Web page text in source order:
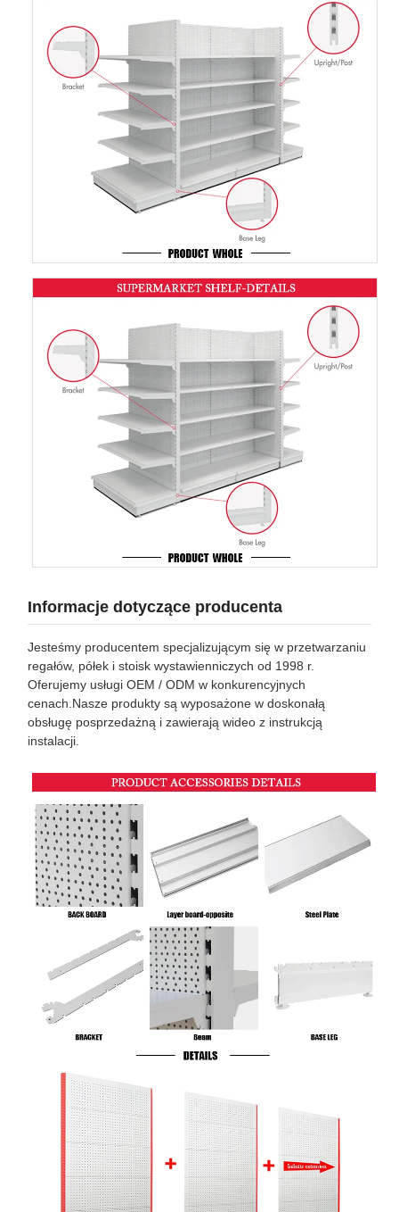
Informacje dotyczące producenta
Jesteśmy producentem specjalizującym się w przetwarzaniu
regałów, półek i stoisk wystawienniczych od 1998 r.
Oferujemy usługi OEM / ODM w konkurencyjnych
cenach.Nasze produkty są wyposażone w doskonałą
obsługę posprzedażną i zawierają wideo z instrukcją
instalacji.